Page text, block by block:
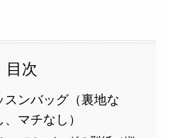
目次
スンバッグ（裏地な
マチなし）